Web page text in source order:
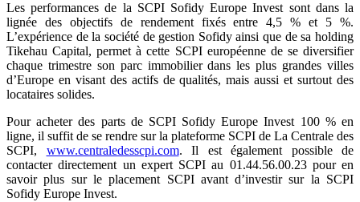
Les performances de la SCPI Sofidy Europe Invest sont dans la
lignée des objectifs de rendement fixés entre 4,5 % et 5 %.
L’expérience de la société de gestion Sofidy ainsi que de sa holding
Tikehau Capital, permet à cette SCPI européenne de se diversifier
chaque trimestre son parc immobilier dans les plus grandes villes
d’Europe en visant des actifs de qualités, mais aussi et surtout des
locataires solides.
Pour acheter des parts de SCPI Sofidy Europe Invest 100 % en
ligne, il suffit de se rendre sur la plateforme SCPI de La Centrale des
SCPI, www.centraledesscpi.com. Il est également possible de
contacter directement un expert SCPI au 01.44.56.00.23 pour en
savoir plus sur le placement SCPI avant d’investir sur la SCPI
Sofidy Europe Invest.